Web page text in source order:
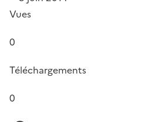
Vues
0
Téléchargements
0